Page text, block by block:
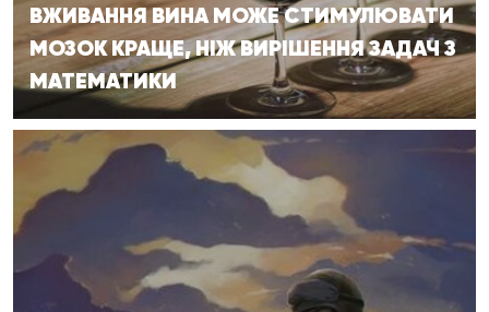
ВЖИВАННЯ ВИНА МОЖЕ СТИМУЛЮВАТИ
МОЗОК КРАЩЕ, НІЖ ВИРІШЕННЯ ЗАДАЧ З
МАТЕМАТИКИ